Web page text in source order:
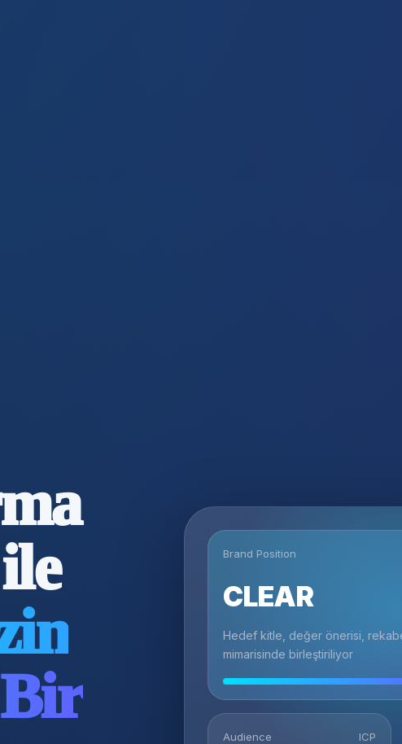
Brand Position
CLEAR
Hedef kitle, değer önerisi,
mimarisinde birleştiriliyor
Audience ICP